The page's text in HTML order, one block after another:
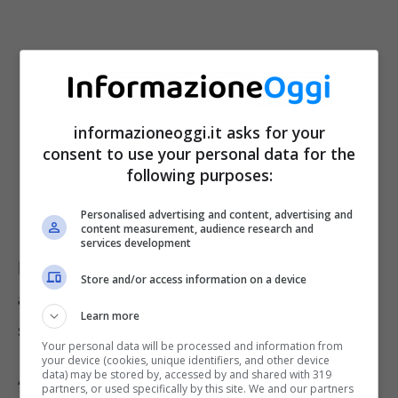
Pensione, attenzione: chi non invia questo
modulo entro il 28 febbraio perde
l’assegno
Libretti di risparmio, Poste Italiane
avverte: tutto quello che c’è da
sapere
Abbiamo già visto quanti soldi è opportuno
informazioneoggi.it asks for your
consent to use your personal data for the
following purposes:
Personalised advertising and content, advertising and
content measurement, audience research and
services development
Store and/or access information on a device
Learn more
Your personal data will be processed and information from
your device (cookies, unique identifiers, and other device
data) may be stored by, accessed by and shared with 319
partners, or used specifically by this site. We and our partners